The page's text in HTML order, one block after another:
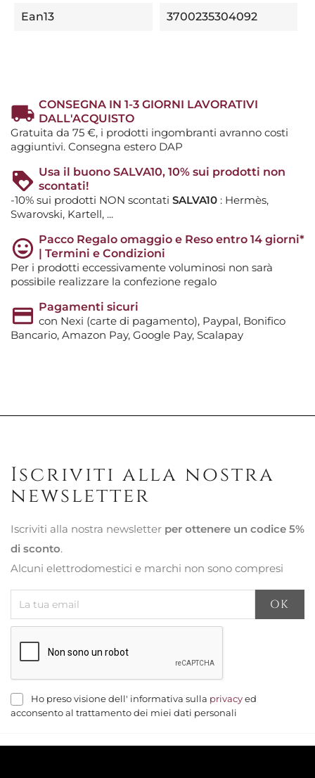
Ean13 3700235304092
CONSEGNA IN 1-3 GIORNI LAVORATIVI
DALL'ACQUISTO
Gratuita da 75 €, i prodotti ingombranti avranno costi
aggiuntivi. Consegna estero DAP
Usa il buono SALVA10, 10% sui prodotti non
scontati!
-10% sui prodotti NON scontati SALVA10 : Hermès,
Swarovski, Kartell, ...
Pacco Regalo omaggio e Reso entro 14 giorni*
| Termini e Condizioni
Per i prodotti eccessivamente voluminosi non sarà
possibile realizzare la confezione regalo
Pagamenti sicuri
con Nexi (carte di pagamento), Paypal, Bonifico
Bancario, Amazon Pay, Google Pay, Scalapay
Iscriviti alla nostra
newsletter
Iscriviti alla nostra newsletter per ottenere un codice 5%
di sconto.
Alcuni elettrodomestici e marchi non sono compresi
Ho preso visione dell' informativa sulla privacy ed
acconsento al trattamento dei miei dati personali